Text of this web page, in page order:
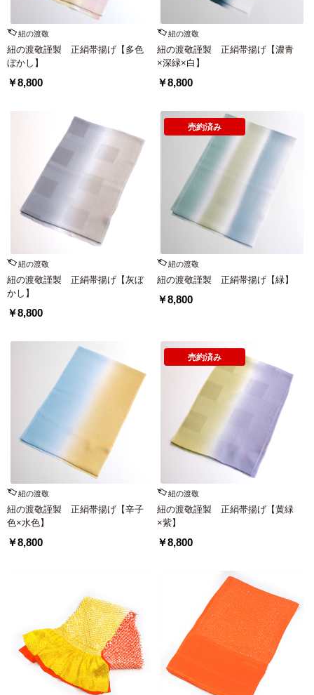
紐の渡敬
紐の渡敬謹製 正絹帯揚げ【多色
ぼかし】
￥8,800
紐の渡敬
紐の渡敬謹製 正絹帯揚げ【濃青
×深緑×白】
￥8,800
紐の渡敬
紐の渡敬謹製 正絹帯揚げ【灰ぼ
かし】
￥8,800
紐の渡敬
紐の渡敬謹製 正絹帯揚げ【緑】
￥8,800
売約済み
紐の渡敬
紐の渡敬謹製 正絹帯揚げ【辛子
色×水色】
￥8,800
紐の渡敬
紐の渡敬謹製 正絹帯揚げ【黄緑
×紫】
￥8,800
売約済み